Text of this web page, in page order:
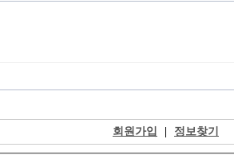
회원가입 | 정보찾기